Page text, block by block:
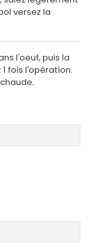
versez la
l'oeuf, puis la
fois l'opération.